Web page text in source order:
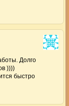
Долго
))))
быстро